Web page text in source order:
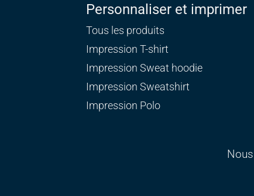
Personnaliser et imprimer
Tous les produits
Impression T-shirt
Impression Sweat hoodie
Impression Sweatshirt
Impression Polo